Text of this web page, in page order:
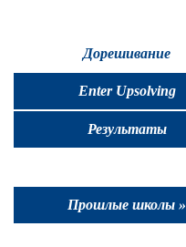
Дорешивание
Enter Upsolving
Результаты
Прошлые школы »